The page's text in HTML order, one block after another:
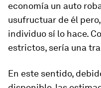
economía un auto
usufructuar de él
individuo sí lo hace.
estrictos, sería una
En este sentido,